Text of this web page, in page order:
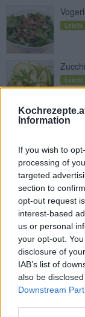
Information
If you wish to
processing of
targeted
section to
opt-out request
interest-based
us or personal
your opt-out.
disclosure of
IAB’s list of
also be
Downstream
Leicht
Leicht
Rote-
Leicht
Leicht